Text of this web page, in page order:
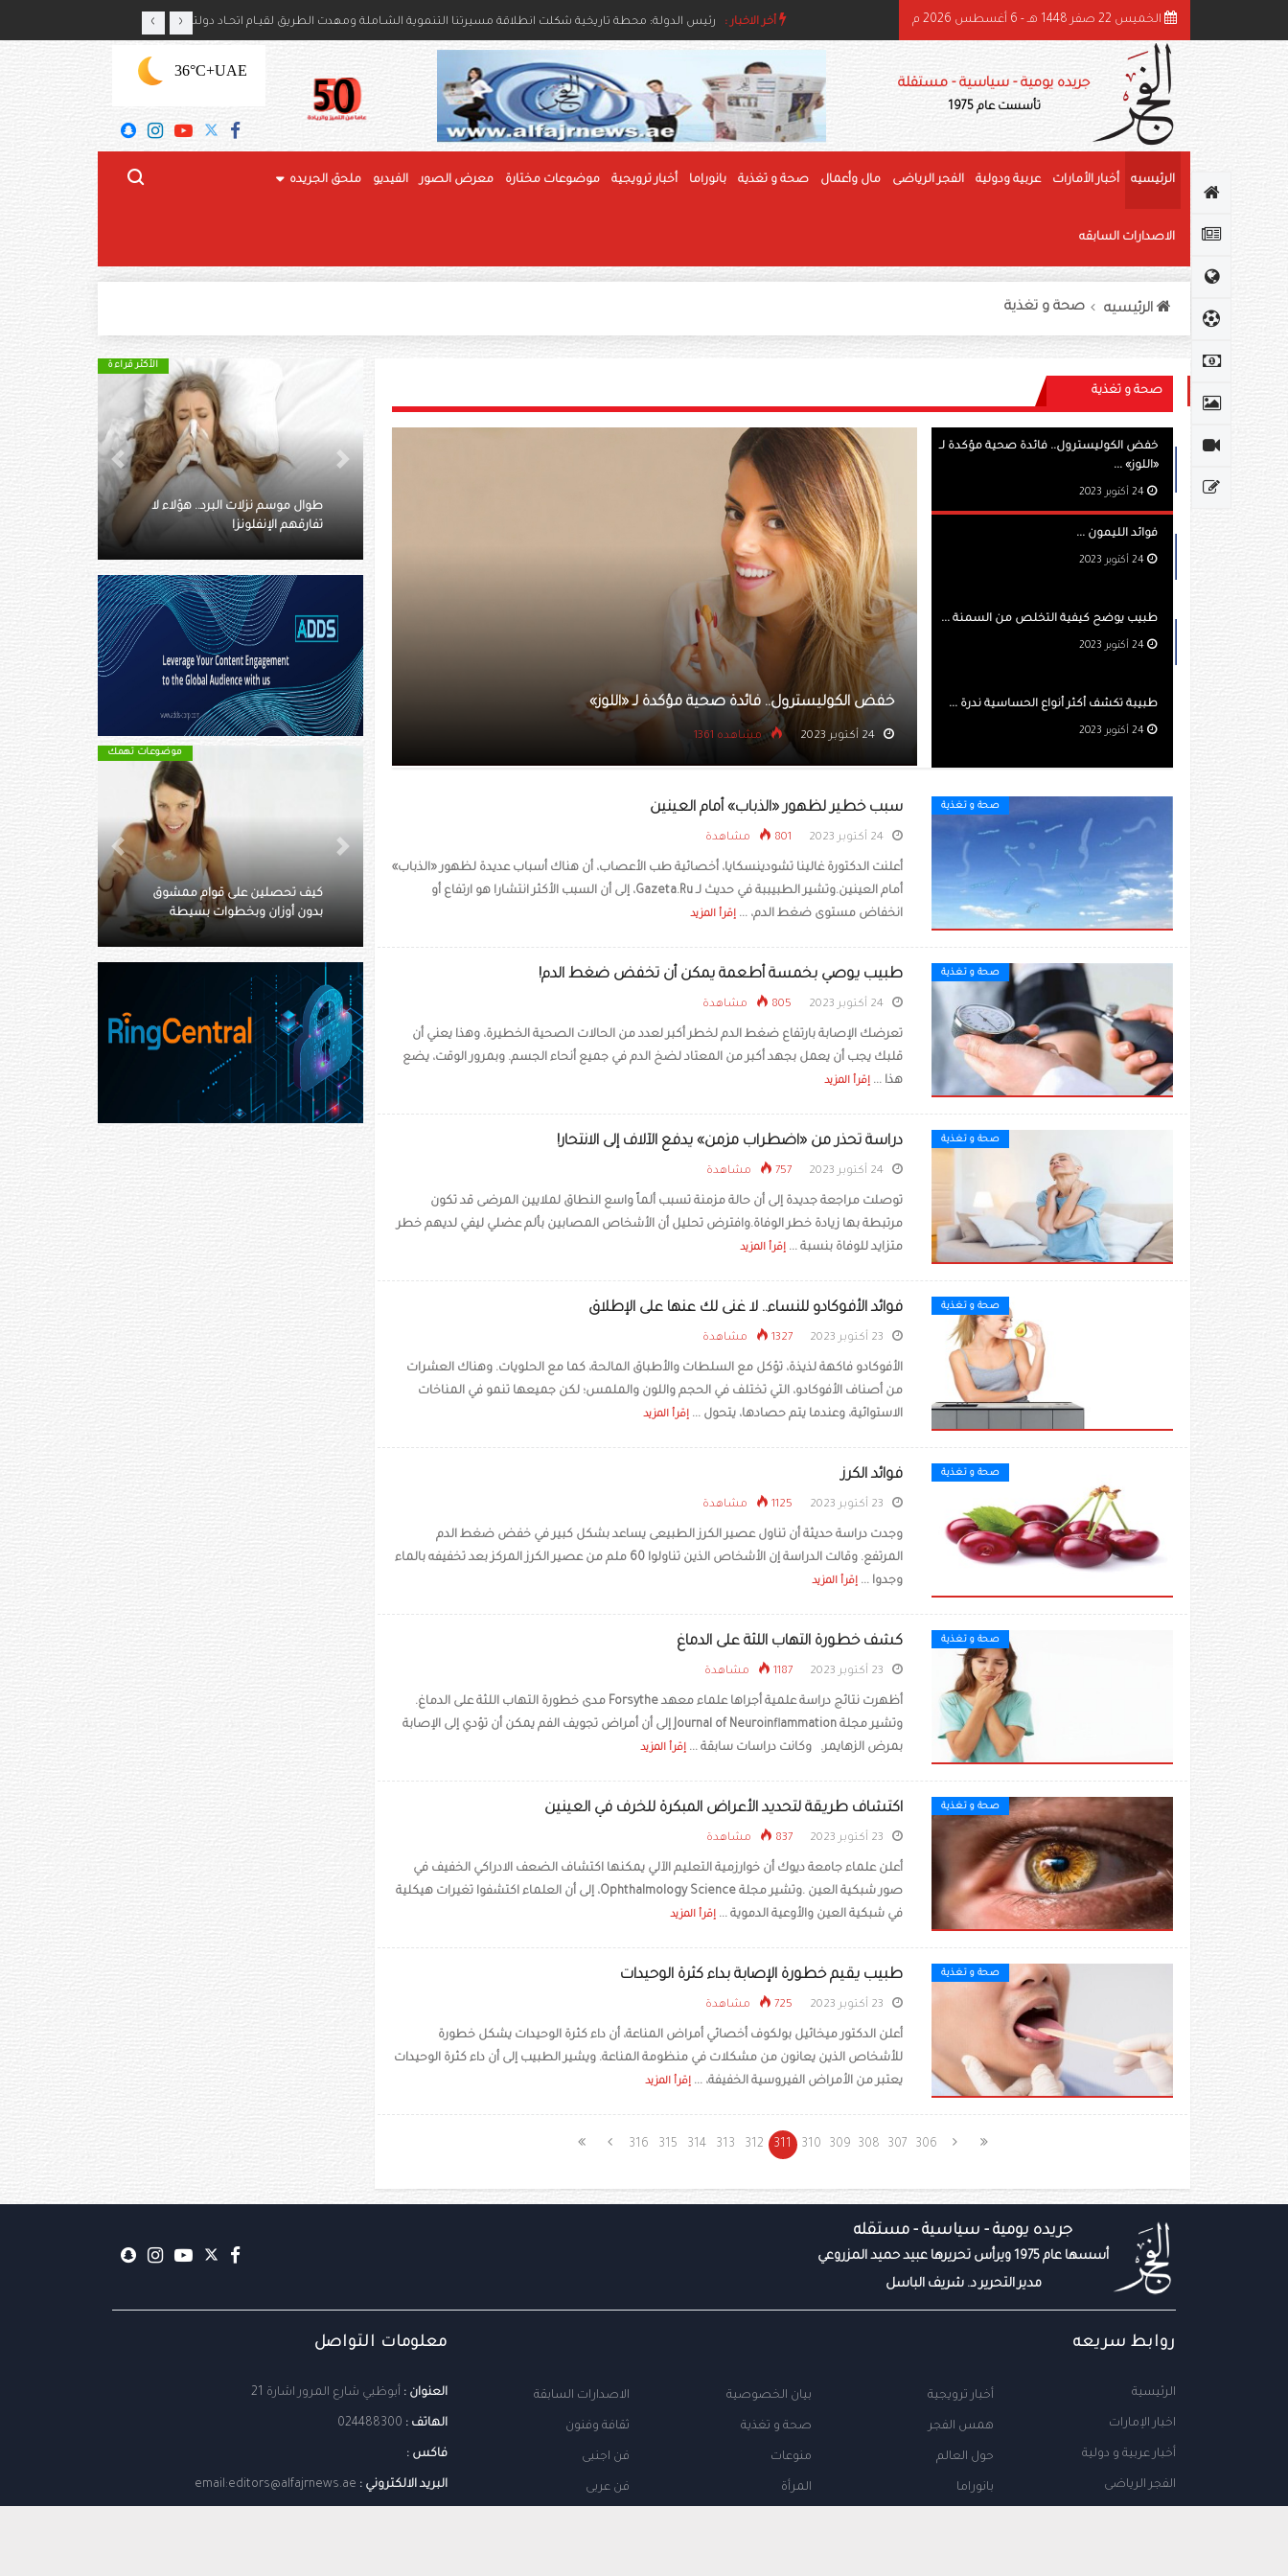
أخر الاخبار :
رئيس الدولة: محطة تاريخية شكلت انطلاقة مسيرتنا التنموية الشـاملة ومهدت الطريق لقيـام اتحـاد دولتنـا
رئيس الدولة ونائباه يهنئون رئيس بوليفيا وحاكم عام جامايكا بذكرى استقلال بلديهما بن راشد: الشيخ زايد قائد عظيم وحّد الصف وأرسى دعائم النهضة وغرس قيم العطاء والإنسانية ‹ › الخميس 22 صفر 1448 هـ - 6 أغسطس 2026 م
جريده يومية - سياسية - مستقلة
تأسست عام 1975
UAE
+36°C
الرئيسيه أخبار الأمارات عربية ودولية الفجر الرياضى مال وأعمال صحة و تغذية بانوراما أخبار ترويجية موضوعات مختارة معرض الصور الفيديو ملحق الجريده
الاصدارات السابقه
الرئيسيه صحة و تغذية
صحة و تغذية
خفض الكوليسترول.. فائدة صحية مؤكدة لـ
«اللوز» ...
فوائد الليمون ...
طبيب يوضح كيفية التخلص من السمنة ...
طبيبة تكشف أكثر أنواع الحساسية ندرة ...
فائدة صحية مؤكدة لـ «اللوز» فوائد الليمون
صحة و تغذية سبب خطير لظهور «الذباب» أمام العينين
801 مشاهدة
أعلنت الدكتورة غالينا تشودينسكايا، أخصائية طب الأعصاب، أن هناك أسباب عديدة لظهور «الذباب»
أمام العينين.وتشير الطبيببة في حديث لـ Gazeta.Ru، إلى أن السبب الأكثر انتشارا هو ارتفاع أو
انخفاض مستوى ضغط الدم، ... إقرأ المزيد
صحة و تغذية طبيب يوصي بخمسة أطعمة يمكن أن تخفض ضغط الدم!
805 مشاهدة
تعرضك الإصابة بارتفاع ضغط الدم لخطر أكبر لعدد من الحالات الصحية الخطيرة، وهذا يعني أن
قلبك يجب أن يعمل بجهد أكبر من المعتاد لضخ الدم في جميع أنحاء الجسم. وبمرور الوقت، يضع
هذا ... إقرأ المزيد
صحة و تغذية دراسة تحذر من «اضطراب مزمن» يدفع الآلاف إلى الانتحار!
757 مشاهدة
توصلت مراجعة جديدة إلى أن حالة مزمنة تسبب ألماً واسع النطاق لملايين المرضى قد تكون
مرتبطة بها زيادة خطر الوفاة.وافترض تحليل أن الأشخاص المصابين بألم عضلي ليفي لديهم خطر
متزايد للوفاة بنسبة ... إقرأ المزيد
صحة و تغذية فوائد الأفوكادو للنساء.. لا غنى لك عنها على الإطلاق
1327 مشاهدة
الأفوكادو فاكهة لذيذة، تؤكل مع السلطات والأطباق المالحة، كما مع الحلويات. وهناك العشرات
من أصناف الأفوكادو، التي تختلف في الحجم واللون والملمس؛ لكن جميعها تنمو في المناخات
الاستوائية، وعندما يتم حصادها، يتحول ... إقرأ المزيد
صحة و تغذية فوائد الكرز
1125 مشاهدة
وجدت دراسة حديثة أن تناول عصير الكرز الطبيعى يساعد بشكل كبير في خفض ضغط الدم
المرتفع. وقالت الدراسة إن الأشخاص الذين تناولوا 60 ملم من عصير الكرز المركز بعد تخفيفه بالماء
وجدوا ... إقرأ المزيد
صحة و تغذية كشف خطورة التهاب اللثة على الدماغ
1187 مشاهدة
أظهرت نتائج دراسة علمية أجراها علماء معهد Forsythe مدى خطورة التهاب اللثة على الدماغ.
وتشير مجلة Journal of Neuroinflammation إلى أن أمراض تجويف الفم يمكن أن تؤدي إلى الإصابة
بمرض الزهايمر. وكانت دراسات سابقة ... إقرأ المزيد
صحة و تغذية اكتشاف طريقة لتحديد الأعراض المبكرة للخرف في العينين
837 مشاهدة
أعلن علماء جامعة ديوك أن خوارزمية التعليم الآلي يمكنها اكتشاف الضعف الادراكي الخفيف في
صور شبكية العين .وتشير مجلة Ophthalmology Science، إلى أن العلماء اكتشفوا تغيرات هيكلية
في شبكية العين والأوعية الدموية ... إقرأ المزيد
صحة و تغذية طبيب يقيم خطورة الإصابة بداء كثرة الوحيدات
725 مشاهدة
أعلن الدكتور ميخائيل بولكوف أخصائي أمراض المناعة، أن داء كثرة الوحيدات يشكل خطورة
للأشخاص الذين يعانون من مشكلات في منظومة المناعة. ويشير الطبيب إلى أن داء كثرة الوحيدات
يعتبر من الأمراض الفيروسية الخفيفة، ... إقرأ المزيد
306
307
308
309
310
311
312
313
314
315
316
الأكثر قراءة
خبيرة تغذية تكشف عن خطر الملح
الزائد في الطعام
Previous
Next
كيف تحصلين على قوام ممشوق
موضوعات تهمك
دراسة تهدم نظريات قديمة..
الاكتئاب ليس خللًا بالدماغ
Previous
Next
جريده يومية - سياسية - مستقله
أسسها عام 1975 ويرأس تحريرها عبيد حميد المزروعي
مدير التحرير د. شريف الباسل
روابط سريعه
الرئيسية
اخبار الإمارات
أخبار عربية و دولية
الفجر الرياضى
أخبار ترويجية
همس الفجر
حول العالم
بانوراما
بيان الخصوصية
صحة و تغذية
منوعات
المرأة
الاصدارات السابقة
ثقافة وفنون
فن اجنبى
فن عربى
معلومات التواصل
العنوان : أبوظبي شارع المرور اشارة 21
الهاتف : 024488300
فاكس :
البريد الالكتروني : email:editors@alfajrnews.ae